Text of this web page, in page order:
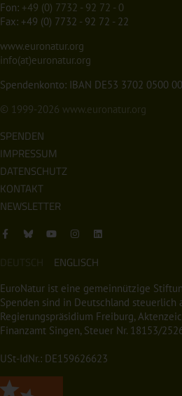
Fon: +49 (0) 7732 - 92 72 - 0
Fax: +49 (0) 7732 - 92 72 - 22
www.euronatur.org
info(at)euronatur.org
Spendenkonto: IBAN DE53 3702 0500
© 1999-2026 www.euronatur.org
SPENDEN
IMPRESSUM
DATENSCHUTZ
KONTAKT
NEWSLETTER
DEUTSCH ENGLISCH
EuroNatur ist eine gemeinnützige
Spenden sind in Deutschland steuerlich
Regierungspräsidium Freiburg,
Finanzamt Singen, Steuer Nr. 18153/
USt-IdNr.: DE159626623